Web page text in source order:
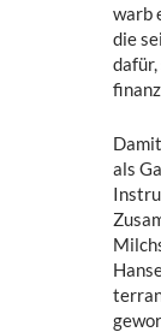
warb
die
als